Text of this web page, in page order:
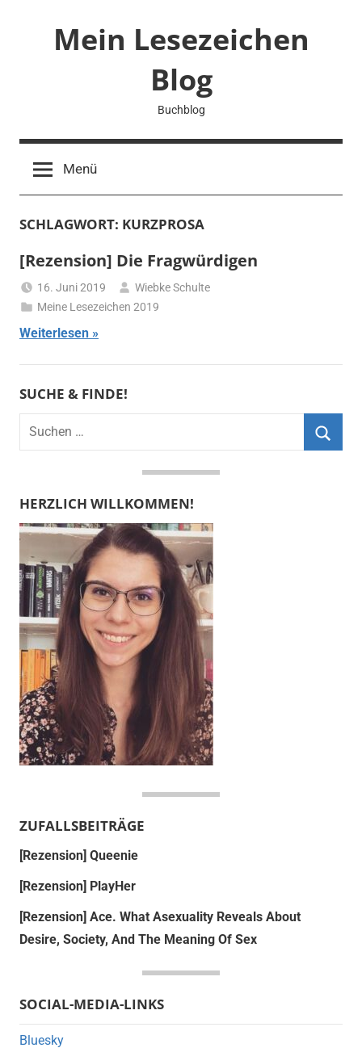
Mein Lesezeichen
Blog
Buchblog
Menü
SCHLAGWORT: KURZPROSA
[Rezension] Die Fragwürdigen
16. Juni 2019
Wiebke Schulte
Meine Lesezeichen 2019
Weiterlesen
SUCHE & FINDE!
Suchen
HERZLICH WILLKOMMEN!
ZUFALLSBEITRÄGE
[Rezension] Queenie
[Rezension] PlayHer
[Rezension] Ace. What Asexuality Reveals About
Desire, Society, And The Meaning Of Sex
SOCIAL-MEDIA-LINKS
Bluesky